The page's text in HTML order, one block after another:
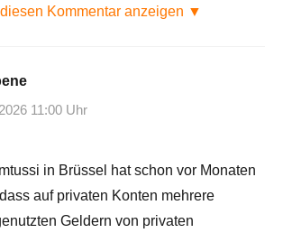
Kommentar anzeigen ▼
11:00 Uhr
in Brüssel hat schon vor Monaten
auf privaten Konten mehrere
Geldern von privaten